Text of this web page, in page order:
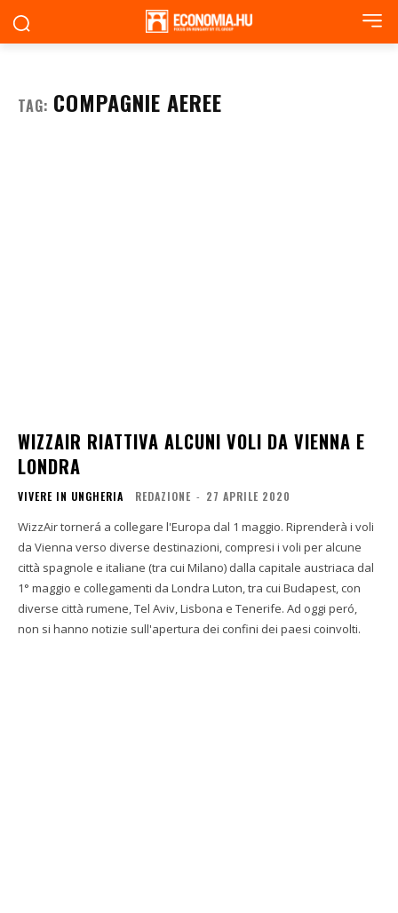
TAG: COMPAGNIE AEREE
WIZZAIR RIATTIVA ALCUNI VOLI DA VIENNA E
LONDRA
VIVERE IN UNGHERIA REDAZIONE - 27 APRILE 2020
WizzAir tornerá a collegare l'Europa dal 1 maggio. Riprenderà i voli
da Vienna verso diverse destinazioni, compresi i voli per alcune
città spagnole e italiane (tra cui Milano) dalla capitale austriaca dal
1° maggio e collegamenti da Londra Luton, tra cui Budapest, con
diverse città rumene, Tel Aviv, Lisbona e Tenerife. Ad oggi peró,
non si hanno notizie sull'apertura dei confini dei paesi coinvolti.